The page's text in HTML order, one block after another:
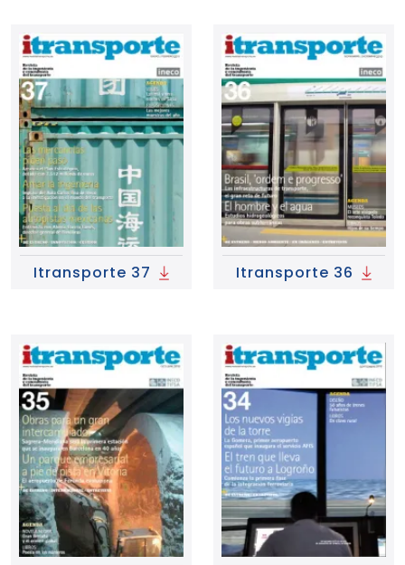
Itransporte 37 Itransporte 36